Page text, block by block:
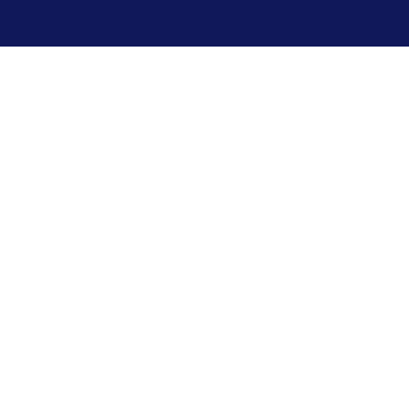
Personal trainers in Dendermonde